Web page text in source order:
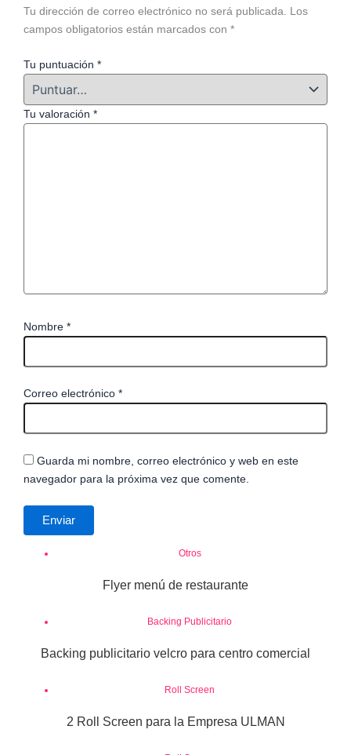
Tu dirección de correo electrónico no será publicada.
Los
campos obligatorios están marcados con *
Tu puntuación *
Tu valoración *
Nombre *
Correo electrónico *
Guarda mi nombre, correo electrónico y web en este
navegador para la próxima vez que comente.
Otros
Flyer menú de restaurante
Backing Publicitario
Backing publicitario velcro para centro comercial
Roll Screen
2 Roll Screen para la Empresa ULMAN